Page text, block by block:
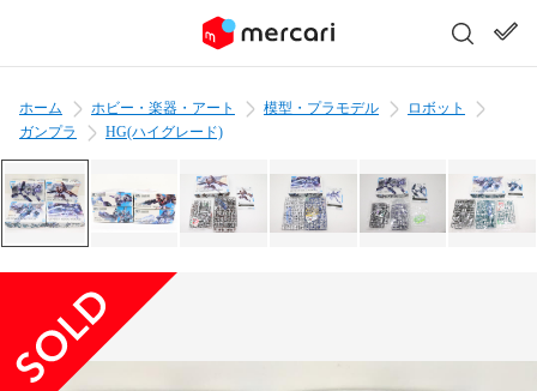
ホーム ホビー・楽器・アート 模型・プラモデル
ロボット
ガンプラ
HG(ハイグレード)